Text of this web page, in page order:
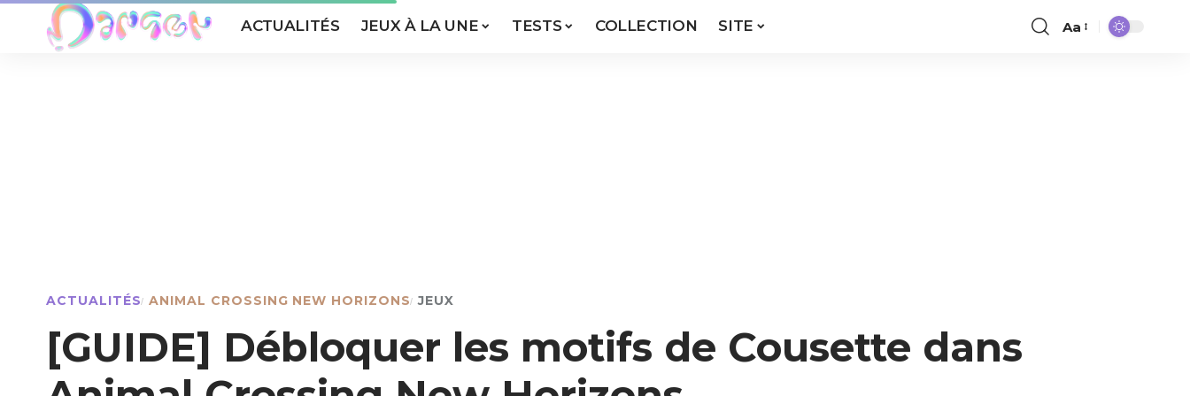
ACTUALITÉS JEUX À LA UNE TESTS COLLECTION SITE Aa
ACTUALITÉS ANIMAL CROSSING NEW HORIZONS JEUX
[GUIDE] Débloquer les motifs de Cousette dans